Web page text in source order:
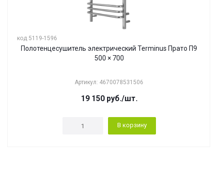
код 5119-1596
Полотенцесушитель электрический Terminus Прато П9
500 × 700
Артикул: 4670078531506
19 150руб./шт.
В корзину